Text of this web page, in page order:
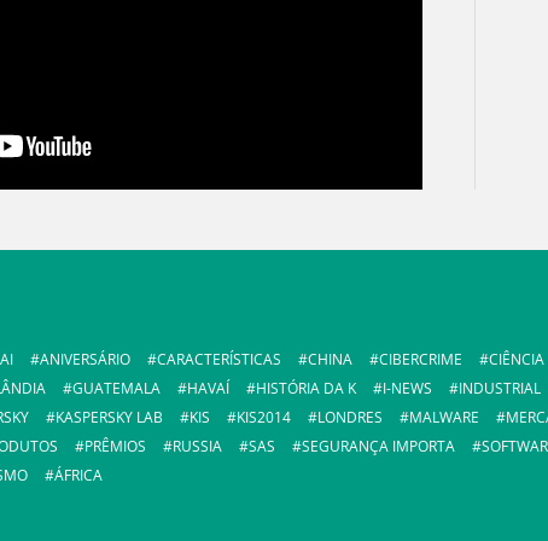
ANIVERSÁRIO CARACTERÍSTICAS CHINA CIBERCRIME
CIÊNCIA
GUATEMALA HAVAÍ HISTÓRIA DA K I-NEWS
INDUSTRIAL
KASPERSKY LAB KIS KIS2014 LONDRES MALWARE
PRÊMIOS RUSSIA SAS SEGURANÇA IMPORTA
ÁFRICA